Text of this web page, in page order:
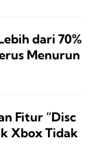
dari 70%
Menurun
Fitur “Disc
Xbox Tidak